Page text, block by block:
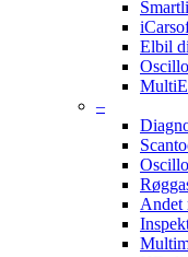
Elbil
–
Andet